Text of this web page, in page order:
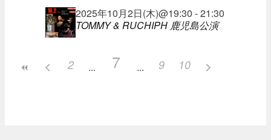
2025年10月2日(木)@19:30 - 21:30
TOMMY & RUCHIPH 鹿児島公演
2 7 9 10